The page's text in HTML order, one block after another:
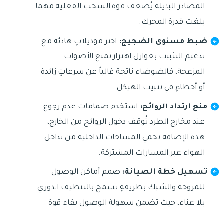
المصادر البديلة يُضعف قوة السحب الفعلية مهما
بلغت قدرة المحرك.
ضبط مستوى الضجيج: اختر موديلاتٍ هادئة مع
تدعيم التثبيت بعوازل اهتزاز تمنع الأصوات
المزعجة، فالضوضاء ناتجة غالباً عن سرعاتٍ زائدة
أو أخطاءٍ في تثبيت الهيكل.
منع ارتداد الروائح: استخدم صمامات عدم رجوع
عند مخارج الطرد تُوقف دخول الروائح من الخارج،
هذه الإضافة تحمي المساحات الداخلية من تداخل
الهواء عبر المسارات المشتركة.
تسهيل خطة الصيانة: صمم أماكن الوصول
للمروحة والشبك بطريقةٍ تسمح بالتنظيف الدوري
بلا عناء، حيث تضمن سهولة الوصول بقاء قوة